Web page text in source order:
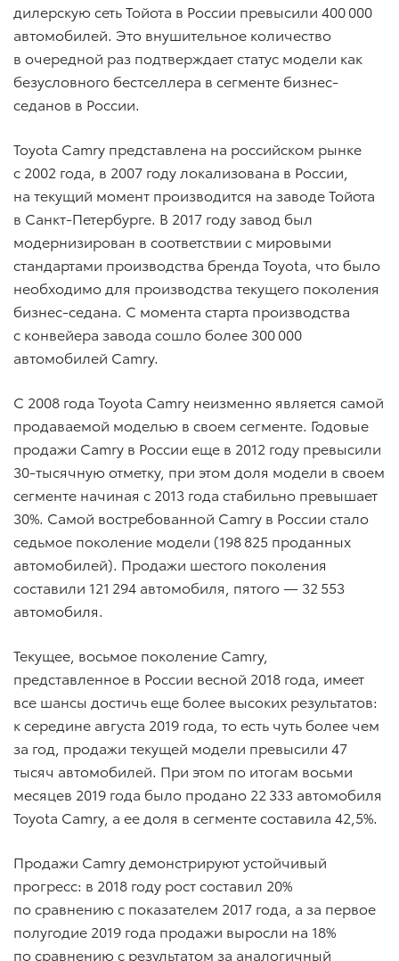
дилерскую сеть Тойота в России превысили 400 000
автомобилей. Это внушительное количество
в очередной раз подтверждает статус модели как
безусловного бестселлера в сегменте бизнес-
седанов в России.
Toyota Camry представлена на российском рынке
с 2002 года, в 2007 году локализована в России,
на текущий момент производится на заводе Тойота
в Санкт-Петербурге. В 2017 году завод был
модернизирован в соответствии с мировыми
стандартами производства бренда Toyota, что было
необходимо для производства текущего поколения
бизнес-седана. С момента старта производства
с конвейера завода сошло более 300 000
автомобилей Camry.
С 2008 года Toyota Camry неизменно является самой
продаваемой моделью в своем сегменте. Годовые
продажи Camry в России еще в 2012 году превысили
30-тысячную отметку, при этом доля модели в своем
сегменте начиная с 2013 года стабильно превышает
30%. Самой востребованной Camry в России стало
седьмое поколение модели (198 825 проданных
автомобилей). Продажи шестого поколения
составили 121 294 автомобиля, пятого — 32 553
автомобиля.
Текущее, восьмое поколение Camry,
представленное в России весной 2018 года, имеет
все шансы достичь еще более высоких результатов:
к середине августа 2019 года, то есть чуть более чем
за год, продажи текущей модели превысили 47
тысяч автомобилей. При этом по итогам восьми
месяцев 2019 года было продано 22 333 автомобиля
Toyota Camry, а ее доля в сегменте составила 42,5%.
Продажи Camry демонстрируют устойчивый
прогресс: в 2018 году рост составил 20%
по сравнению с показателем 2017 года, а за первое
полугодие 2019 года продажи выросли на 18%
по сравнению с результатом за аналогичный